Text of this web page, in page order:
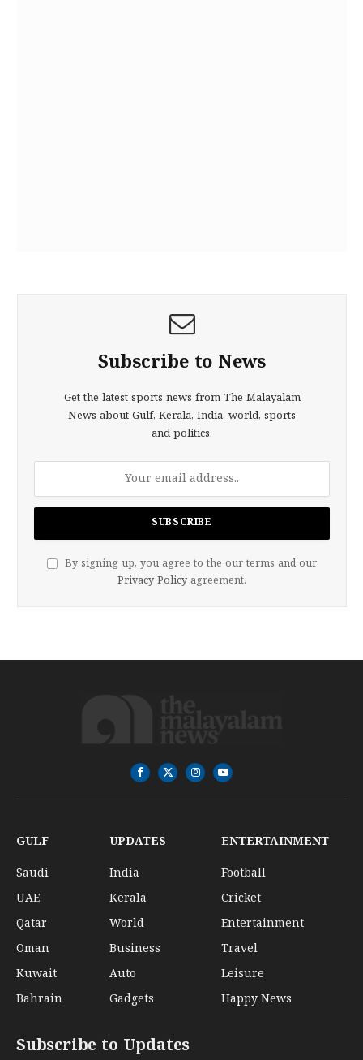
Subscribe to News
Get the latest sports news from The Malayalam
News about Gulf, Kerala, India, world, sports
and politics.
By signing up, you agree to the our terms and our
Privacy Policy agreement.
Facebook
X
(Twitter)
InstagramYouTube
GULF
Saudi
UAE
Qatar
Oman
Kuwait
Bahrain
UPDATES
India
Kerala
World
Business
Auto
Gadgets
ENTERTAINMENT
Football
Cricket
Entertainment
Travel
Leisure
Happy News
Subscribe to Updates